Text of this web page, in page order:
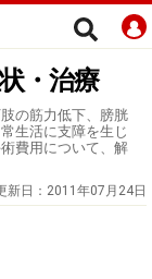
・治療
の筋力低下、膀胱
生活に支障を生じ
費用について、解
新日： 2011年07月24日